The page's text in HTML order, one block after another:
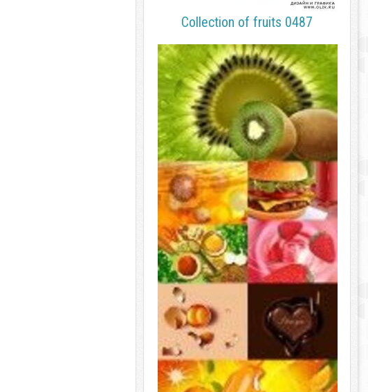
Collection of fruits 0487